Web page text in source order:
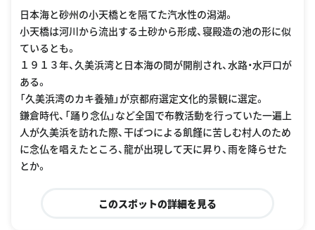
日本海と砂州の小天橋とを隔てた汽水性の潟湖。
小天橋は河川から流出する土砂から形成、寝殿造の池の形に似
ているとも。
１９１３年、久美浜湾と日本海の間が開削され、水路・水戸口が
ある。
「久美浜湾のカキ養殖」が京都府選定文化的景観に選定。
鎌倉時代、「踊り念仏」など全国で布教活動を行っていた一遍上
人が久美浜を訪れた際、干ばつによる飢饉に苦しむ村人のため
に念仏を唱えたところ、龍が出現して天に昇り、雨を降らせた
とか。
このスポットの詳細を見る